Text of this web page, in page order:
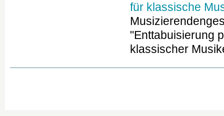
für klassische
"Enttabuisierung
klassischer